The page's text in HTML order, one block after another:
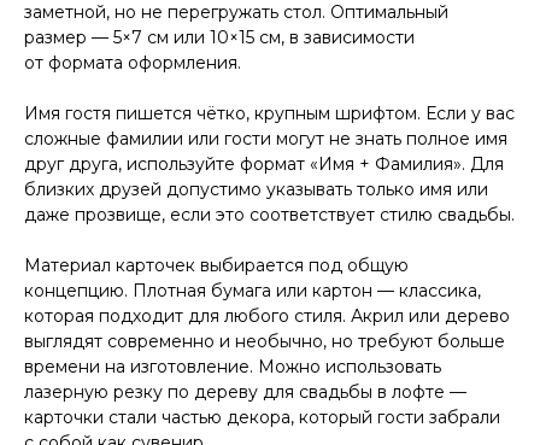
заметной, но не перегружать стол. Оптимальный
размер — 5×7 см или 10×15 см, в зависимости
от формата оформления.
Имя гостя пишется чётко, крупным шрифтом. Если у вас
сложные фамилии или гости могут не знать полное имя
друг друга, используйте формат «Имя + Фамилия». Для
близких друзей допустимо указывать только имя или
даже прозвище, если это соответствует стилю свадьбы.
Материал карточек выбирается под общую
концепцию. Плотная бумага или картон — классика,
которая подходит для любого стиля. Акрил или дерево
выглядят современно и необычно, но требуют больше
времени на изготовление. Можно использовать
лазерную резку по дереву для свадьбы в лофте —
карточки стали частью декора, который гости забрали